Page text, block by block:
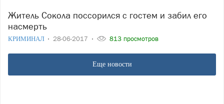
Житель Сокола поссорился с гостем и забил его
насмерть
КРИМИНАЛ 28-06-2017 813 просмотров
Еще новости